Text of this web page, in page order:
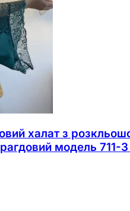
халат з
модель 711-3